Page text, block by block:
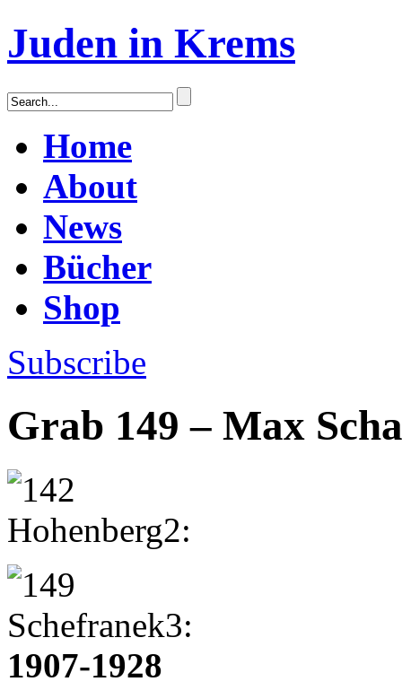
Juden in Krems
Home
About
News
Bücher
Shop
Subscribe
Grab 149 – Max
1907-1928